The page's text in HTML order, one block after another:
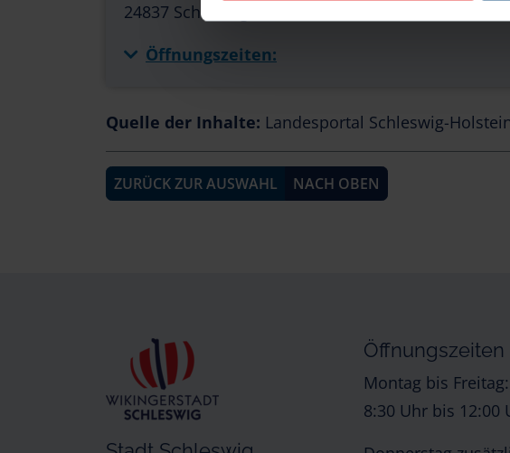
24837 Schleswig
Öffnungszeiten:
Quelle der Inhalte: Landesportal Schleswig-
ZURÜCK ZUR AUSWAHL NACH OBEN
Öffnungszeiten
Montag bis Freitag:
8:30 Uhr bis 12:00